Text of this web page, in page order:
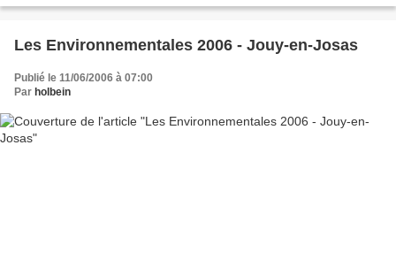
Les Environnementales 2006 - Jouy-en-Josas
Publié le 11/06/2006 à 07:00
Par holbein